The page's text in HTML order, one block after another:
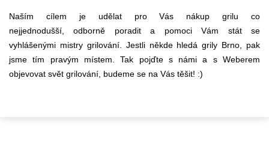
Naším cílem je udělat pro Vás nákup grilu co
nejjednodušší, odborně poradit a pomoci Vám stát se
vyhlášenými mistry grilování. Jestli někde hledá grily Brno, pak
jsme tím pravým místem. Tak pojďte s námi a s Weberem
objevovat svět grilování, budeme se na Vás těšit! :)